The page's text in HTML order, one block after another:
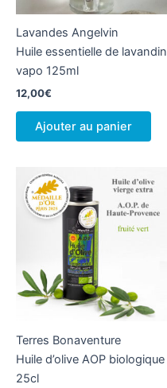
Lavandes Angelvin
Huile essentielle de lavandin
vapo 125ml
12,00€
Ajouter au panier
Terres Bonaventure
Huile d’olive AOP biologique
25cl